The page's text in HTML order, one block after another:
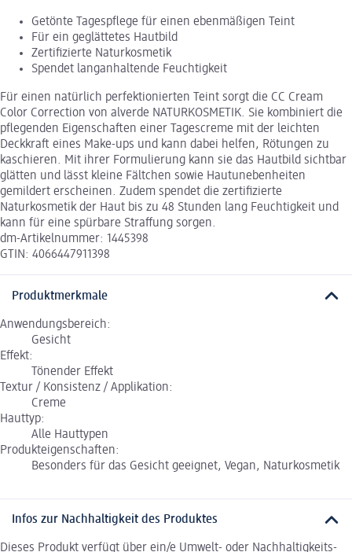
Getönte Tagespflege für einen ebenmäßigen Teint
Für ein geglättetes Hautbild
Zertifizierte Naturkosmetik
Spendet langanhaltende Feuchtigkeit
Für einen natürlich perfektionierten Teint sorgt die CC Cream
Color Correction von alverde NATURKOSMETIK. Sie kombiniert die
pflegenden Eigenschaften einer Tagescreme mit der leichten
Deckkraft eines Make-ups und kann dabei helfen, Rötungen zu
kaschieren. Mit ihrer Formulierung kann sie das Hautbild sichtbar
glätten und lässt kleine Fältchen sowie Hautunebenheiten
gemildert erscheinen. Zudem spendet die zertifizierte
Naturkosmetik der Haut bis zu 48 Stunden lang Feuchtigkeit und
kann für eine spürbare Straffung sorgen.
dm-Artikelnummer: 1445398
GTIN: 4066447911398
Produktmerkmale
Anwendungsbereich:
Gesicht
Effekt:
Tönender Effekt
Textur / Konsistenz / Applikation:
Creme
Hauttyp:
Alle Hauttypen
Produkteigenschaften:
Besonders für das Gesicht geeignet, Vegan, Naturkosmetik
Infos zur Nachhaltigkeit des Produktes
Dieses Produkt verfügt über ein/e Umwelt- oder Nachhaltigkeits-